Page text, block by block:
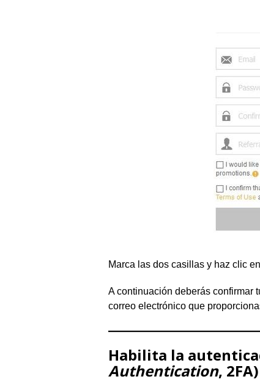
Marca las dos casillas y haz clic en
A continuación deberás confirmar
correo electrónico que
Habilita la
Authentication, 2FA)